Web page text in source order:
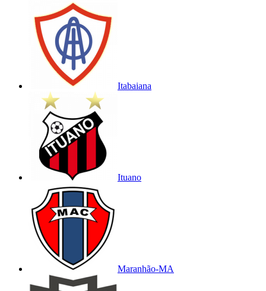
Itabaiana
Ituano
Maranhão-MA